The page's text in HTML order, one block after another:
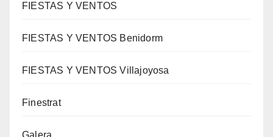
FIESTAS Y VENTOS
FIESTAS Y VENTOS Benidorm
FIESTAS Y VENTOS Villajoyosa
Finestrat